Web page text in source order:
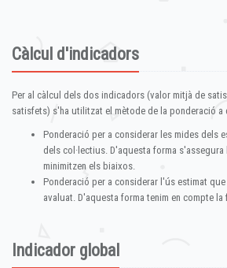
Càlcul d'indicadors
Per al càlcul dels dos indicadors (valor mitjà de
satisfets) s'ha utilitzat el mètode de la ponderació a
Ponderació per a considerar les mides dels
dels col·lectius. D'aquesta forma
minimitzen els biaixos.
Ponderació per a considerar l'ús estimat
avaluat. D'aquesta forma tenim en compte
Indicador global